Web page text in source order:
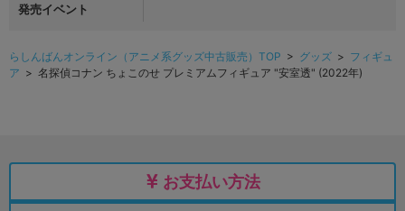
発売イベント
らしんばんオンライン（アニメ系グッズ中古販売）TOP > グッズ > フィギュ
ア > 名探偵コナン ちょこのせ プレミアムフィギュア "安室透" (2022年)
お支払い方法